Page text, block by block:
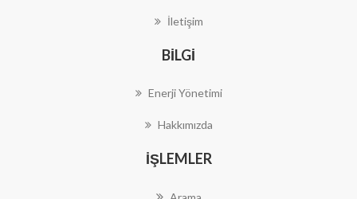
İletişim
BILGI
Enerji Yönetimi
Hakkımızda
İŞLEMLER